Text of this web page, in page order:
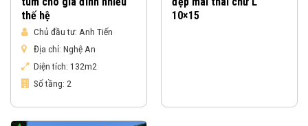
thế hệ
Chủ đầu tư: Anh Tiến
Địa chỉ: Nghệ An
Diện tích: 132m2
Số tầng: 2
10×15